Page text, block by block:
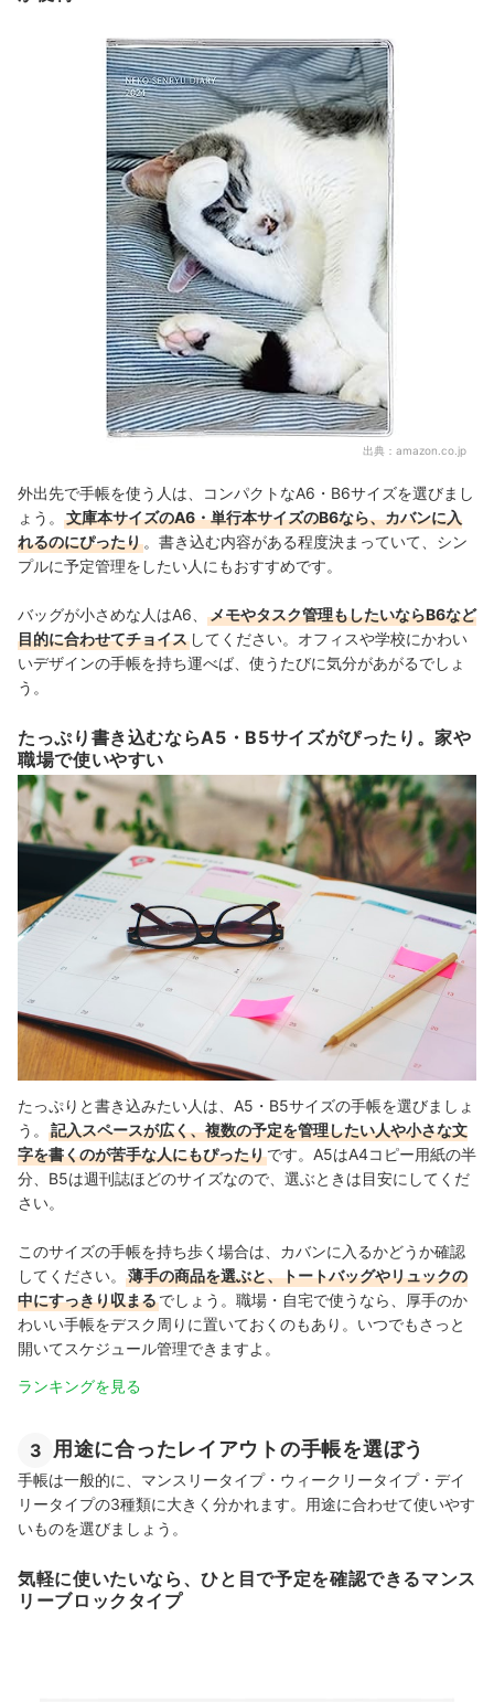
出典： amazon.co.jp
外出先で手帳を使う人は、コンパクトなA6・B6サイズを選びまし
ょう。
文庫本サイズのA6・単行本サイズのB6なら、カバンに入
れるのにぴったり 。 書き込む内容がある程度決まっていて、 シン
プルに予定管理をしたい人にもおすすめです。
バッグが小さめな人はA6、
メモやタスク管理もしたいならB6など
目的に合わせてチョイス してください。オフィスや学校にかわい
いデザインの手帳を持ち運べば、使うたびに気分があがるでしょ
う。
たっぷり書き込むならA5・B5サイズがぴったり。家や
職場で使いやすい
たっぷりと書き込みたい人は、A5・B5サイズの手帳を選びましょ
う。
記入スペースが広く、複数の予定を管理したい人や小さな文
字を書くのが苦手な人にもぴったりです。A5はA4コピー用紙の半
分、B5は週刊誌ほどのサイズなので、選ぶときは目安にしてくだ
さい。
このサイズの手帳を持ち歩く場合は、カバンに入るかどうか確認
してください。
薄手の商品を選ぶと、トートバッグやリュックの
中にすっきり収まるでしょう。職場・自宅で使うなら、厚手のか
わいい手帳をデスク周りに置いておくのもあり。いつでもさっと
開いてスケジュール管理できますよ。
ランキングを見る
3 用途に合ったレイアウトの手帳を選ぼう
手帳は一般的に、マンスリータイプ・ウィークリータイプ・デイ
リータイプの3種類に大きく分かれます。用途に合わせて使いやす
いものを選びましょう。
気軽に使いたいなら、ひと目で予定を確認できるマンス
リーブロックタイプ